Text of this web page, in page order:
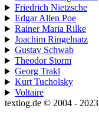
Friedrich Nietzsche
Edgar Allen Poe
Rainer Maria Rilke
Joachim Ringelnatz
Gustav Schwab
Theodor Storm
Georg Trakl
Kurt Tucholsky
Voltaire
textlog.de © 2004 - 2023